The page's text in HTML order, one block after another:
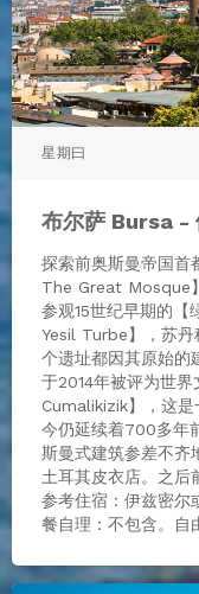
星期曰
布尔萨 Bursa -
探索前奥斯曼帝国首
The Great Mosque
参观15世纪早期的【
Yesil Turbe】，苏丹
个遗址都因其原始的
于2014年被评为世
Cumalikizik】，这
今仍延续着700多年
斯曼式建筑参差不齐
土耳其皮衣店。之后
参考住宿：伊兹密尔
餐自理：不包含。自